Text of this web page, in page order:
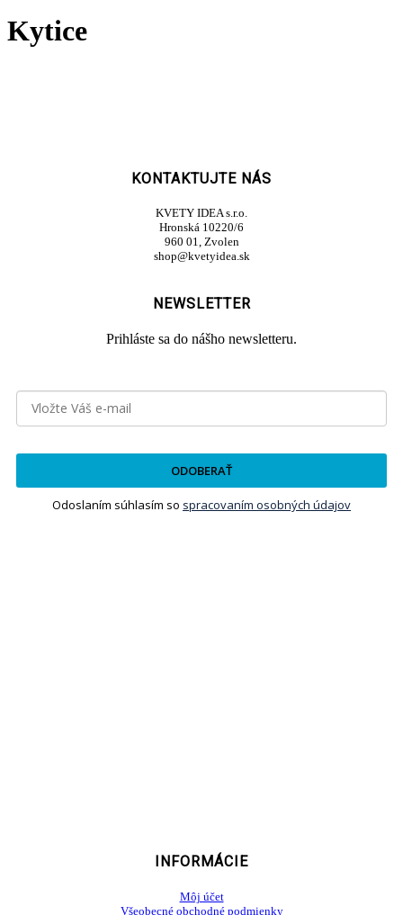
Kytice
KONTAKTUJTE NÁS
KVETY IDEA s.r.o.
Hronská 10220/6
960 01, Zvolen
shop@kvetyidea.sk
NEWSLETTER
Prihláste sa do nášho newsletteru.
ODOBERAŤ
Odoslaním súhlasím so spracovaním osobných údajov
INFORMÁCIE
Môj účet
Všeobecné obchodné podmienky